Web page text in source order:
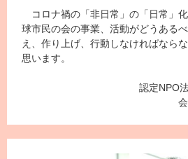
コロナ禍の「非日常 」 の 「 日常 」
球市民の会の事業、活動がどうある
え、作り上げ
行動しなければなら
思います。
認定NPO
会長 小原